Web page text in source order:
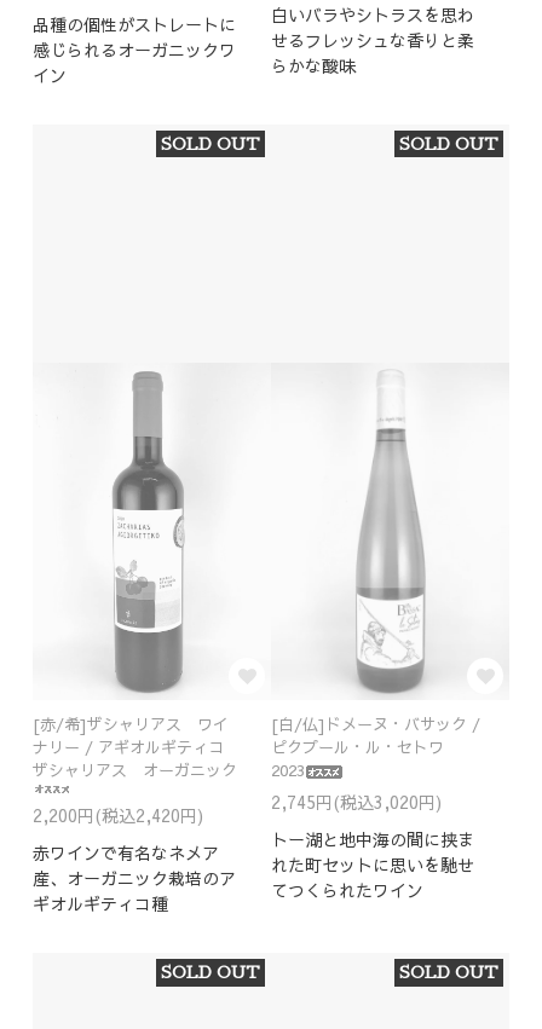
品種の個性がストレートに
感じられるオーガニックワ
イン
白いバラやシトラスを思わ
せるフレッシュな香りと柔
らかな酸味
SOLD OUT
[赤/希]ザシャリアス ワイ
ナリー / アギオルギティコ
ザシャリアス オーガニック
2,200円(税込2,420円)
赤ワインで有名なネメア
産、オーガニック栽培のア
ギオルギティコ種
SOLD OUT
[白/仏]ドメーヌ・バサック /
ピクプール・ル・セトワ
2023
2,745円(税込3,020円)
トー湖と地中海の間に挟ま
れた町セットに思いを馳せ
てつくられたワイン
SOLD OUT SOLD OUT